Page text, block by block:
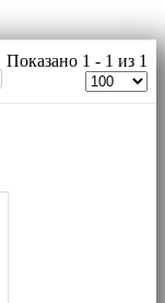
Показано 1 - 1 из 1